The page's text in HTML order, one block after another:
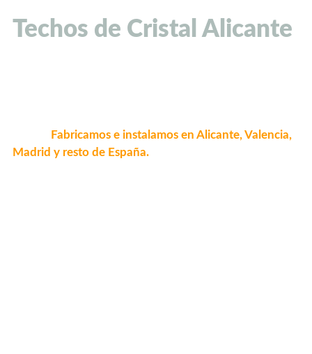
Techos de Cristal Alicante
Fabricamos e instalamos en Alicante, Valencia,
Madrid y resto de España.